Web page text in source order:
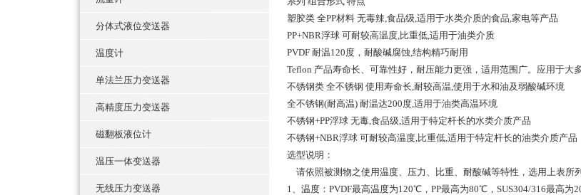
分体式液位变送器
温度计
单法兰压力变送器
高精度压力变送器
磁翻板液位计
温压一体变送器
无线压力变送器
塑胶类 全PP材料 无毒辣,食品级,适用于水类介质的食品,家电等产品
PP+NBR浮球 可耐较高温度,比重低,适用于油类介质
PVDF 耐温120度，耐酸碱腐蚀,结构精巧耐用
Teflon 产品寿命长、可靠性好，耐压能力更强，适用范围广。应用于大
不锈钢类 全不锈钢 使用寿命长,耐较高温,使用于水和油及弱酸碱环境
全不锈钢(耐高温) 耐温达200度,适用于油类高温环境
不锈钢+PP浮球 无毒,食品级,适用于特定杆长的水类介质产品
不锈钢+NBR浮球 可耐较高温度,比重低,适用于特定杆长的油类介质产品
选型说明：
请依照被测物之使用温度、压力、比重、耐酸碱等特性，选用上表所
1、温度：PVDF最高温度为120℃，PP最高为80℃，SUS304/316最高为